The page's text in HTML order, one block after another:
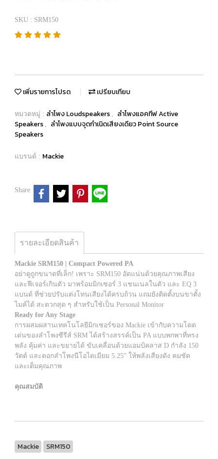
SKU : SRM150
เพิ่มรายการโปรด เปรียบเทียบ
หมวดหมู่ : ลำโพง Loudspeakers ,
ลำโพงแอคทีฟ Active
Speakers ,
ลำโพงแบบจุดกำเนิดเสียงเดียว Point Source
Speakers
แบรนด์ : Mackie
Share
รายละเอียดสินค้า
Mackie SRM150 | Compact Powered PA
อย่าดูถูกขนาดที่เล็ก! เพราะ SRM150 อัดแน่นด้วยคุณภาพเสียง
และฟีเจอร์เกินตัว มาพร้อมมิกเซอร์ 3 แชนเนลในตัว และ EQ 3
แบนด์ ที่ช่วยปรับแต่งโทนเสียงได้ครบถ้วน แถมยังติดตั้งบนขาตั้ง
ไมค์ได้ สะดวกสุด ๆ สำหรับใช้เป็น Personal Monitor
Ready for Any Stage
การผสมผสานเทคโนโลยีมิกเซอร์ของ Mackie เข้ากับความโดด
เด่นของลำโพงซีรีส์ SRM ได้สร้างสรรค์เป็น PA แบบพกพาที่ทรง
พลัง คุ้มค่า และขยายได้ ขับเคลื่อนด้วยแอมป์คลาส D กำลัง 150
วัตต์ และดอกลำโพงนีโอไดเมียม 5.25” ให้พลังเสียงดัง คมชัด
และเต็มคุณภาพ
คุณสมบัติ
Mackie SRM150